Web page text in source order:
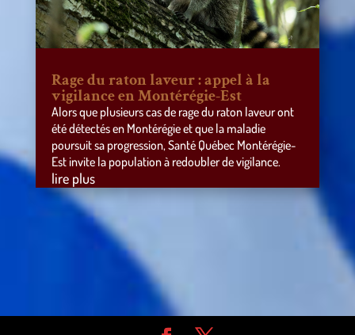
Rage du raton laveur : appel à la
vigilance en Montérégie-Est
Alors que plusieurs cas de rage du raton laveur ont
été détectés en Montérégie et que la maladie
poursuit sa progression, Santé Québec Montérégie-
Est invite la population à redoubler de vigilance.
lire plus